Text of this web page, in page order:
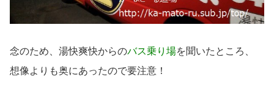
念のため、湯快爽快からのバス乗り場を聞いたところ、
想像よりも奥にあったので要注意！